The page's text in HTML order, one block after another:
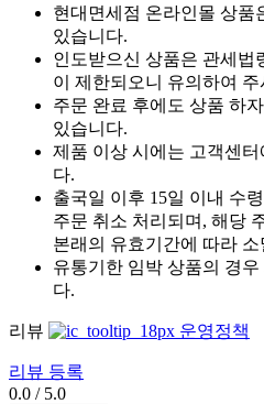
현대면세점 온라인몰 상품
있습니다.
인도받으신 상품은 관세법
이 제한되오니 유의하여
주문 완료 후에도 상품 하
있습니다.
제품 이상 시에는 고객센
다.
출국일 이후 15일 이내 수
주문 취소 처리되며, 해당
본래의 유효기간에 따라
유통기한 임박 상품의 경
다.
리뷰 운영정책
리뷰 등록
0.0 / 5.0